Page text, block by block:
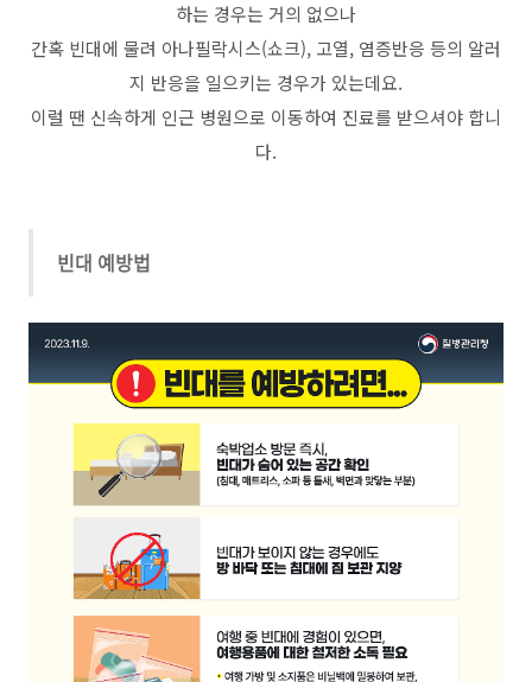
하는 경우는 거의 없으나
간혹 빈대에 물려 아나필락시스(쇼크), 고열, 염증반응 등의 알러
지 반응을 일으키는 경우가 있는데요.
이럴 땐 신속하게 인근 병원으로 이동하여 진료를 받으셔야 합니
다.
빈대 예방법